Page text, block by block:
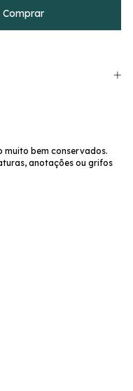
muito bem conservados.
anotações ou grifos